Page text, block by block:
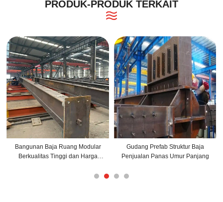
PRODUK-PRODUK TERKAIT
Bangunan Baja Ruang Modular
Berkualitas Tinggi dan Harga
Gudang Prefab Struktur Baja
Penjualan Panas Umur Panjang